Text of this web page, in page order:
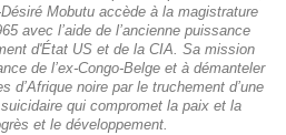
Mobutu accède à la magistrature
avec l’aide de l’ancienne puissance
d'État US et de la CIA. Sa mission
de l’ex-Congo-Belge et à démanteler
d’Afrique noire par le truchement d’une
qui compromet la paix et la
et le développement.